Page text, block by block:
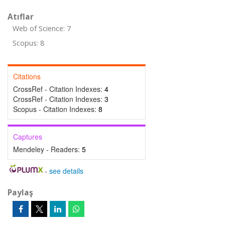
Atıflar
Web of Science: 7
Scopus: 8
Citations
CrossRef - Citation Indexes: 4
CrossRef - Citation Indexes: 3
Scopus - Citation Indexes: 8
Captures
Mendeley - Readers: 5
- see details
Paylaş